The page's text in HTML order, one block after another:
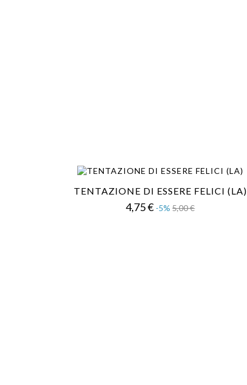
TENTAZIONE DI ESSERE FELICI (LA)
4,75 €Prezzo
-5% 5,00 €Prezzo